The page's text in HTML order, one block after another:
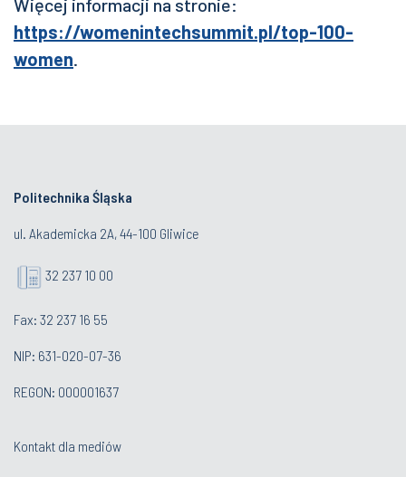
Więcej informacji na stronie:
https://womenintechsummit.pl/top-100-
women.
Politechnika Śląska
ul. Akademicka 2A, 44-100 Gliwice
32 237 10 00
Fax: 32 237 16 55
NIP: 631-020-07-36
REGON: 000001637
Kontakt dla mediów